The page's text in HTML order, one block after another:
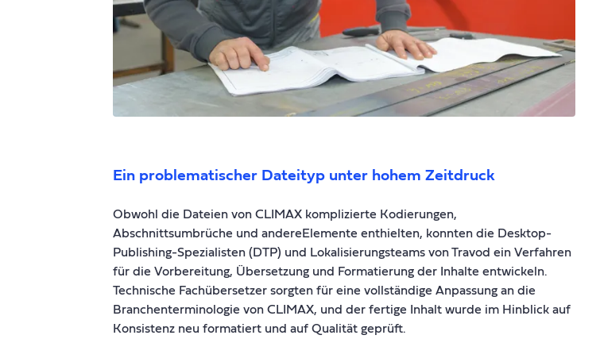
Ein problematischer Dateityp unter hohem Zeitdruck
Obwohl die Dateien von CLIMAX komplizierte Kodierungen,
Abschnittsumbrüche und andereElemente enthielten, konnten die Desktop-
Publishing-Spezialisten (DTP) und Lokalisierungsteams von Travod ein Verfahren
für die Vorbereitung, Übersetzung und Formatierung der Inhalte entwickeln.
Technische Fachübersetzer sorgten für eine vollständige Anpassung an die
Branchenterminologie von CLIMAX, und der fertige Inhalt wurde im Hinblick auf
Konsistenz neu formatiert und auf Qualität geprüft.